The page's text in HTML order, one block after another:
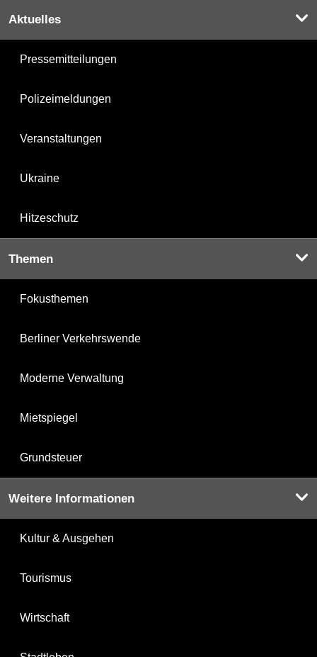
Aktuelles
Pressemitteilungen
Polizeimeldungen
Veranstaltungen
Ukraine
Hitzeschutz
Themen
Fokusthemen
Berliner Verkehrswende
Moderne Verwaltung
Mietspiegel
Grundsteuer
Weitere Informationen
Kultur & Ausgehen
Tourismus
Wirtschaft